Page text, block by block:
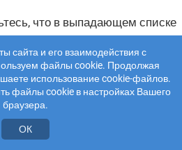
что в выпадающем списке
.
элементнад полем
параметры и
сайта и его взаимодействия с
файлы cookie. Продолжая
использование cookie-файлов.
файлы cookie в настройках Вашего
браузера.
ОК